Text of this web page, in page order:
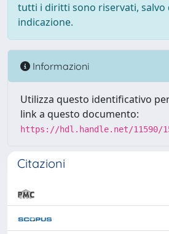
tutti i diritti sono riservati, salvo
indicazione.
Informazioni
Utilizza questo identificativo
link a questo documento:
https://hdl.handle.net/11590/
Citazioni